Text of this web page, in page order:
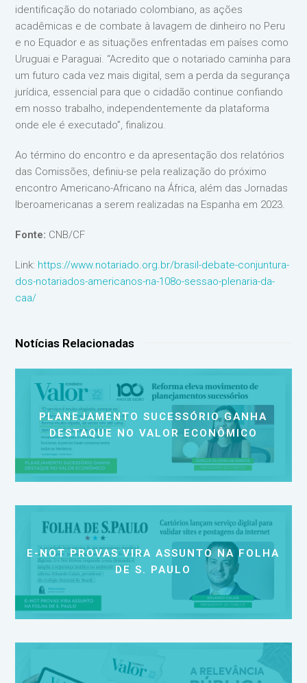
identificação do notariado colombiano, as ações
acadêmicas e de combate à lavagem de dinheiro no Peru
e no Equador e as situações enfrentadas em países como
Uruguai e Paraguai. “Acredito que o notariado caminha para
um futuro cada vez mais digital, sem a perda da segurança
jurídica, essencial para que o cidadão continue confiando
em nosso trabalho, independentemente da plataforma
onde ele é executado”, finalizou.
Ao término do encontro e da apresentação dos relatórios
das Comissões, definiu-se pela realização do próximo
encontro Americano-Africano na África, além das Jornadas
Iberoamericanas a serem realizadas na Espanha em 2023.
Fonte: CNB/CF
Link: https://www.notariado.org.br/brasil-debate-conjuntura-
dos-notariados-americanos-na-108o-sessao-plenaria-da-
caa/
Notícias Relacionadas
PLANEJAMENTO SUCESSÓRIO GANHA
DESTAQUE NO VALOR ECONÔMICO
E-NOT PROVAS VIRA ASSUNTO NA FOLHA
DE S. PAULO